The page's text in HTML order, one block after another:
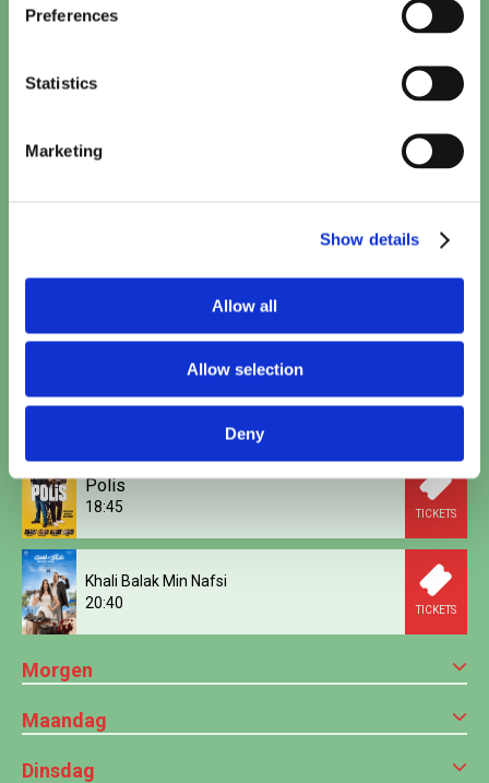
Preferences
Statistics
Marketing
Show details
Allow all
Allow selection
Deny
15:10 TICKETS
18:00
Polis
18:45 TICKETS
Khali Balak Min Nafsi
20:40
TICKETS
Morgen
Maandag
Dinsdag